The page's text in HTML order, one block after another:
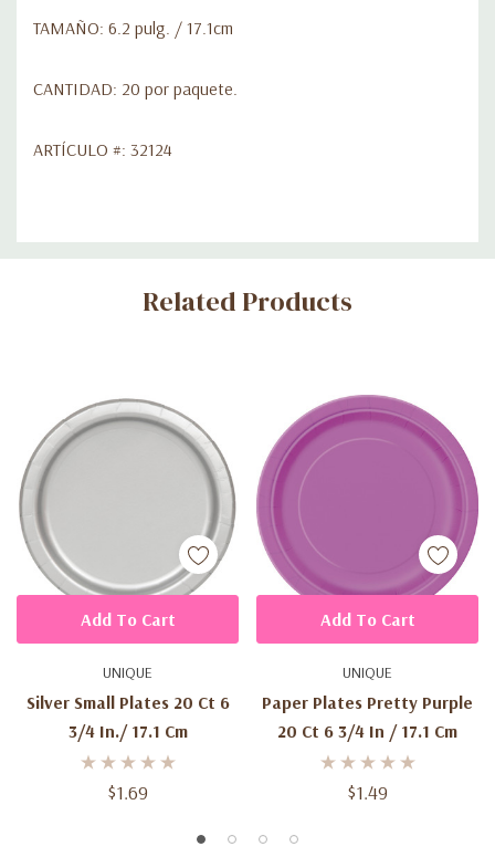
TAMAÑO: 6.2 pulg. / 17.1cm
CANTIDAD: 20 por paquete.
ARTÍCULO #: 32124
Custom
Related Products
UNIQUE
Silver Small Plates 20 Ct 6
3/4 In./ 17.1 Cm
$1.69
Add To Cart
UNIQUE
Paper Plates Pretty Purple
20 Ct 6 3/4 In / 17.1 Cm
$1.49
Add To Cart